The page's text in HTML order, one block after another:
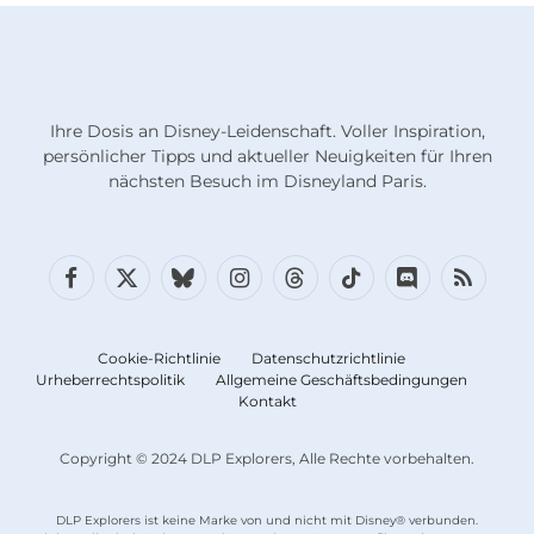
Ihre Dosis an Disney-Leidenschaft. Voller Inspiration,
persönlicher Tipps und aktueller Neuigkeiten für Ihren
nächsten Besuch im Disneyland Paris.
Facebook
X
BlueskyInstagramFäden TikTokDiskordRSS
Copyright © 2024 DLP Explorers, Alle Rechte vorbehalten.
DLP Explorers ist keine Marke von und nicht mit Disney® verbunden.
Cookie-Richtlinie
Datenschutzrichtlinie
Urheberrechtspolitik
Allgemeine Geschäftsbedingungen
Kontakt